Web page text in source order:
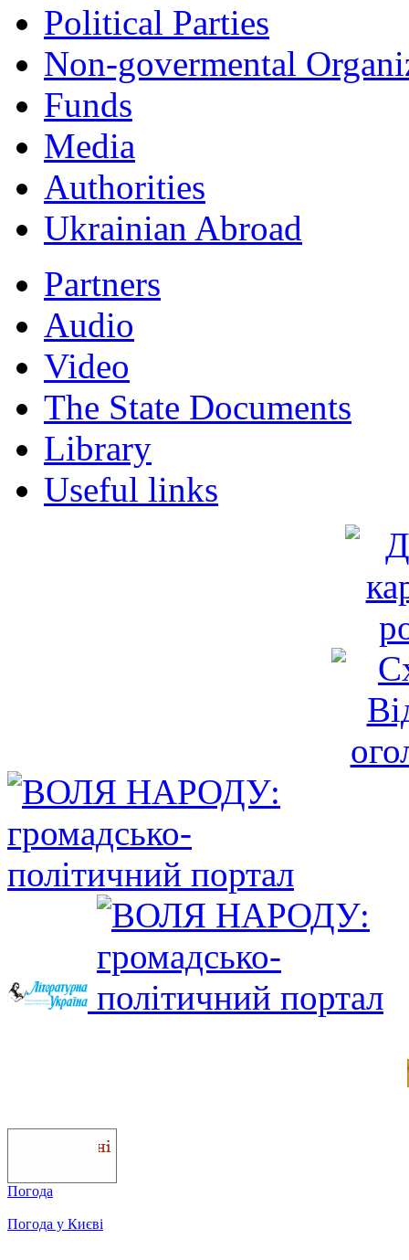
Political Parties
Non-govermental
Funds
Мedia
Authorities
Ukrainian Abroad
Partners
Audio
Video
The State Documents
Library
Useful links
Погода
Погода у Києві